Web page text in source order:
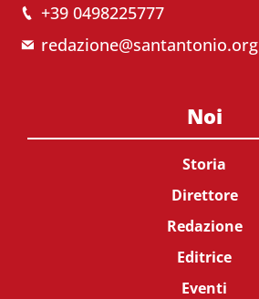
+39 0498225777
redazione@santantonio.org
Noi
Storia
Direttore
Redazione
Editrice
Eventi